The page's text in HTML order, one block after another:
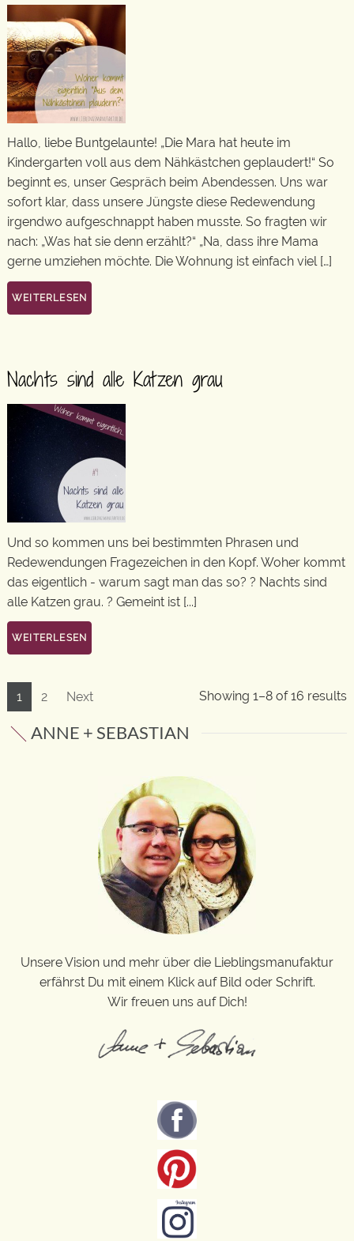
Hallo, liebe Buntgelaunte! „Die Mara hat heute im
Kindergarten voll aus dem Nähkästchen geplaudert!“ So
beginnt es, unser Gespräch beim Abendessen. Uns war
sofort klar, dass unsere Jüngste diese Redewendung
irgendwo aufgeschnappt haben musste. So fragten wir
nach: „Was hat sie denn erzählt?“ „Na, dass ihre Mama
gerne umziehen möchte. Die Wohnung ist einfach viel […]
WEITERLESEN
Nachts sind alle Katzen grau
Und so kommen uns bei bestimmten Phrasen und
Redewendungen Fragezeichen in den Kopf. Woher kommt
das eigentlich - warum sagt man das so? ? Nachts sind
alle Katzen grau. ? Gemeint ist [...]
WEITERLESEN
1 2 Next Showing 1–8 of 16 results
ANNE + SEBASTIAN
Unsere Vision und mehr über die Lieblingsmanufaktur
erfährst Du mit einem Klick auf Bild oder Schrift.
Wir freuen uns auf Dich!